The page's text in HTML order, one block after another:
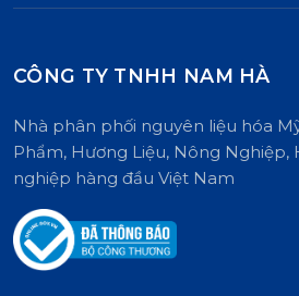
CÔNG TY TNHH NAM HÀ
Nhà phân phối nguyên liệu hóa
Phẩm, Hương Liệu, Nông Nghiệp,
nghiệp hàng đầu Việt Nam